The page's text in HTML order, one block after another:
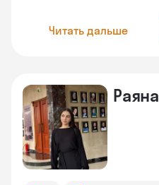
Читать дальше
Раяна